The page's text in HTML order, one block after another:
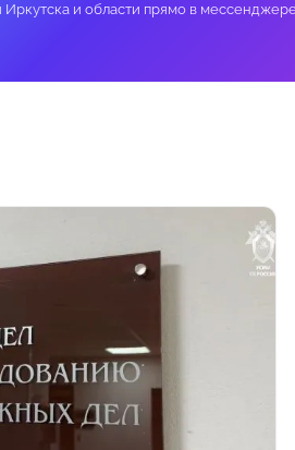
и области прямо в